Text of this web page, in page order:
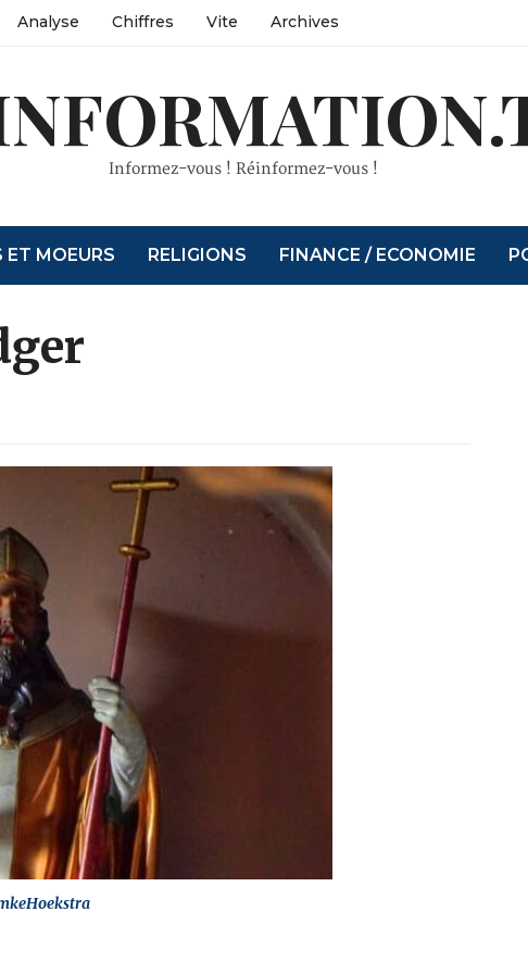
Analyse Chiffres Vite Archives
Informez-vous ! Réinformez-vous !
ET MOEURS RELIGIONS FINANCE / ECONOMIE